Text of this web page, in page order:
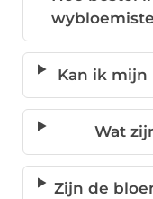
Kan ik mijn
Wat
Zijn de